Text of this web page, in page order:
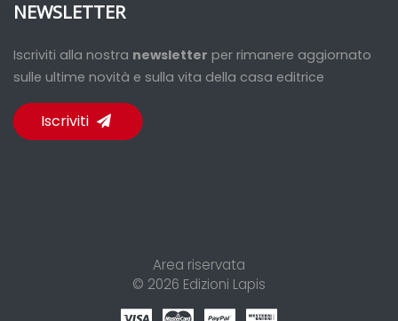
NEWSLETTER
Iscriviti alla nostra newsletter per rimanere aggiornato
sulle ultime novità e sulla vita della casa editrice
Iscriviti
Area riservata
© 2026 Edizioni Lapis